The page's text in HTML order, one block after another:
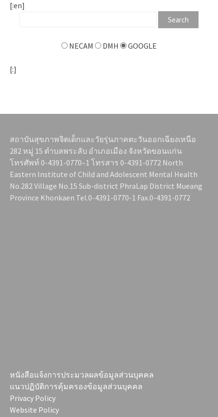
[:en]
NECAM DMH GOOGLE
[:]
สถาบันสุขภาพจิตเด็กและวัยรุ่นภาคตะวันออกเฉียงเหนือ
282 หมู่ 15 ตำบลพระลับ อำเภอเมือง จังหวัดขอนแก่น
โทรศัพท์ 0-4391-0770–1 โทรสาร 0-4391-0772 North
Eastern Institute of Child and Adolescent Mental Health
No.282 Village No.15 Sub-district PhraLap District Mueang
Province Khonkaen Tel.0-4391-0770-1 Fax.0-4391-0772
หนังสือแจ้งการประมวลผลข้อมูลส่วนบุคคล
แนวปฏิบัติการคุ้มครองข้อมูลส่วนบุคคล
Privacy Policy
Website Policy